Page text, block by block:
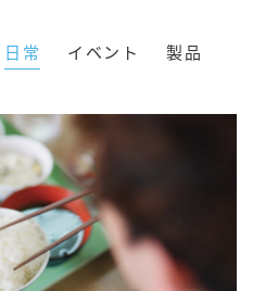
日常 イベント 製品